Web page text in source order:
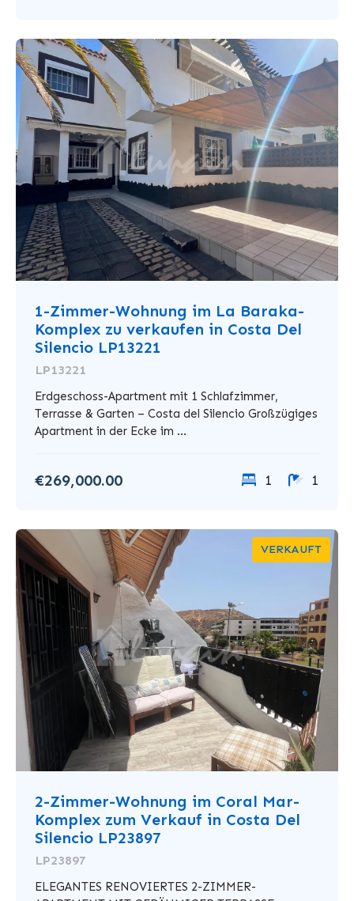
1-Zimmer-Wohnung im La Baraka-
Komplex zu verkaufen in Costa Del
Silencio LP13221
LP13221
Erdgeschoss-Apartment mit 1 Schlafzimmer,
Terrasse & Garten – Costa del Silencio Großzügiges
Apartment in der Ecke im ...
€269,000.00 1 1
VERKAUFT
2-Zimmer-Wohnung im Coral Mar-
Komplex zum Verkauf in Costa Del
Silencio LP23897
LP23897
ELEGANTES RENOVIERTES 2-ZIMMER-